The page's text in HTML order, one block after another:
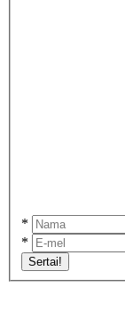
*
*
Sertai!